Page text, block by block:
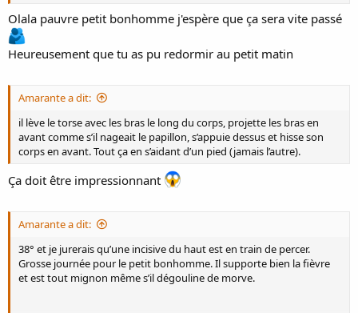
Olala pauvre petit bonhomme j'espère que ça sera vite passé
Heureusement que tu as pu redormir au petit matin
Amarante a dit:
il lève le torse avec les bras le long du corps, projette les bras en
avant comme s’il nageait le papillon, s’appuie dessus et hisse son
corps en avant. Tout ça en s’aidant d’un pied (jamais l’autre).
Ça doit être impressionnant
Amarante a dit:
38° et je jurerais qu’une incisive du haut est en train de percer.
Grosse journée pour le petit bonhomme. Il supporte bien la fièvre
et est tout mignon même s’il dégouline de morve.